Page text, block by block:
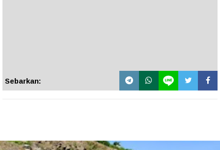
Sebarkan: